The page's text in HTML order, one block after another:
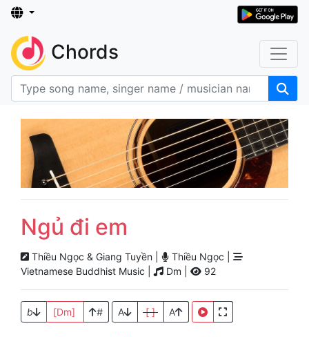
Chords
Ngủ đi em
Thiều Ngọc & Giang Tuyền |
Thiều Ngọc |
Vietnamese Buddhist Music |
Dm | 92
b [Dm] # A [ ] A